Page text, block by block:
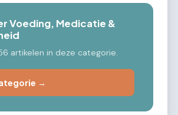
Voeding, Medicatie &
artikelen in deze categorie.
→